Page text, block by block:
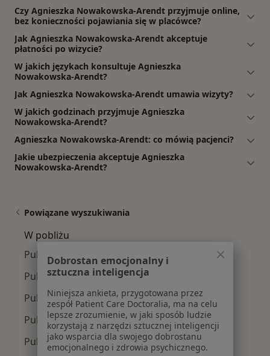
Czy Agnieszka Nowakowska-Arendt przyjmuje online,
bez konieczności pojawiania się w placówce?
Jak Agnieszka Nowakowska-Arendt akceptuje
płatności po wizycie?
W jakich językach konsultuje Agnieszka
Nowakowska-Arendt?
Jak Agnieszka Nowakowska-Arendt umawia wizyty?
W jakich godzinach przyjmuje Agnieszka
Nowakowska-Arendt?
Agnieszka Nowakowska-Arendt: co mówią pacjenci?
Jakie ubezpieczenia akceptuje Agnieszka
Nowakowska-Arendt?
Powiązane wyszukiwania
W pobliżu
Pulmonolodzy w Bydgoszczy
Pulmonolodzy w Toruniu
Pulmonolodzy w Inowrocławiu
Pulmonolodzy w Świeciu
Pulmonolodzy w Białych Błotach
Dobrostan emocjonalny i
sztuczna inteligencja
Niniejsza ankieta, przygotowana przez
zespół Patient Care Doctoralia, ma na celu
lepsze zrozumienie, w jaki sposób ludzie
korzystają z narzędzi sztucznej inteligencji
jako wsparcia dla swojego dobrostanu
emocjonalnego i zdrowia psychicznego.